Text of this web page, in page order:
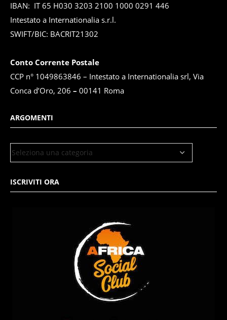
IBAN: IT 65 H030 3203 2100 1000 0291 446
Intestato a Internationalia s.r.l.
SWIFT/BIC: BACRIT21302
Conto Corrente Postale
CCP n° 1049863846 – Intestato a Internationalia srl, Via
Conca d’Oro, 206 – 00141 Roma
ARGOMENTI
ISCRIVITI ORA